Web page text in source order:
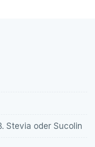
Stevia oder Sucolin